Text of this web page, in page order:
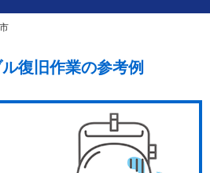
復旧作業の参考例